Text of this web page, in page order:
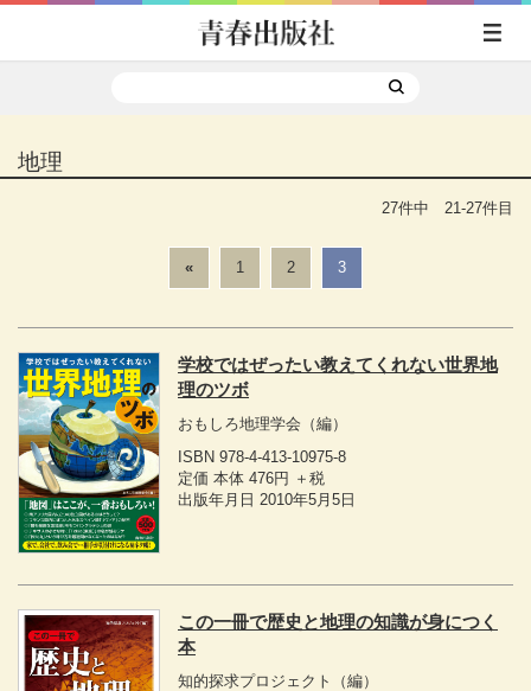
地理
27件中 21-27件目
« 1 2 3
学校ではぜったい教えてくれない世界地
理のツボ
おもしろ地理学会 （編）
ISBN 978-4-413-10975-8
定価 本体 476円 ＋税
出版年月日 2010年5月5日
この一冊で歴史と地理の知識が身につく
本
知的探求プロジェクト
（編）